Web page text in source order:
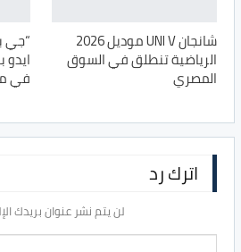
شانجان UNI V موديل 2026
الرياضية تنطلق في السوق
المصري
“جي
في
اترك رد
لن يتم نشر عنوان بريدك